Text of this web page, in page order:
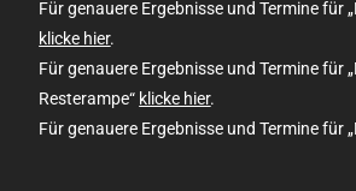
Für genauere Ergebnisse und Termine für
klicke hier.
Für genauere Ergebnisse und Termine für
Resterampe“ klicke hier.
Für genauere Ergebnisse und Termine für